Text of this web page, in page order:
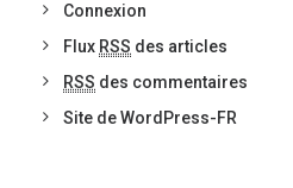
Connexion
Flux RSS des articles
RSS des commentaires
Site de WordPress-FR